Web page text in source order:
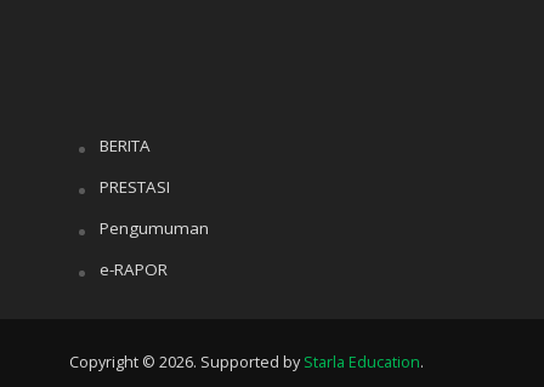
BERITA
PRESTASI
Pengumuman
e-RAPOR
Copyright © 2026. Supported by Starla Education.